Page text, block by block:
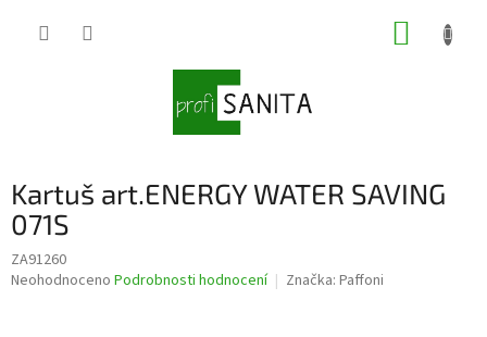
Kartuš art.ENERGY WATER SAVING
071S
ZA91260
Průměrné
Neohodnoceno Podrobnosti hodnocení Značka: Paffoni